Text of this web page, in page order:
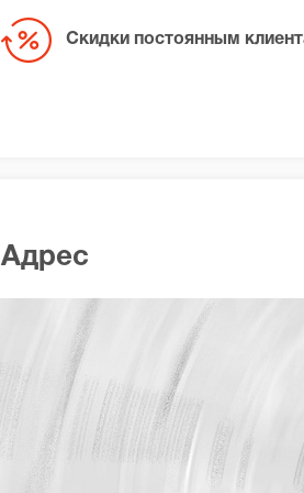
Скидки постоянным
Адрес